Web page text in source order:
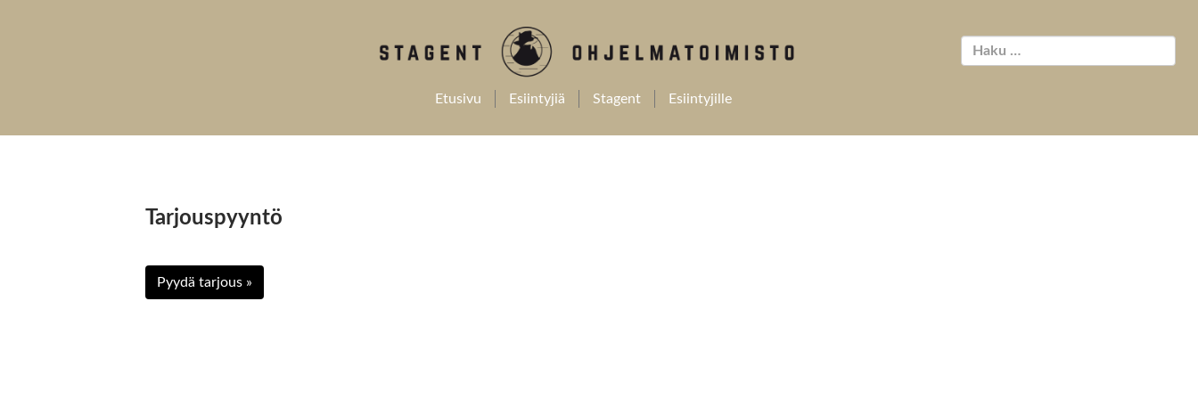
Etusivu Esiintyjiä Stagent Esiintyjille
Tarjouspyyntö
Pyydä tarjous »